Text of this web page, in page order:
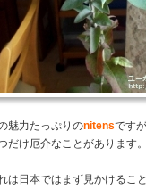
魅力たっぷりのnitensです
だけ厄介なことがあります
は日本ではまず見かけるこ